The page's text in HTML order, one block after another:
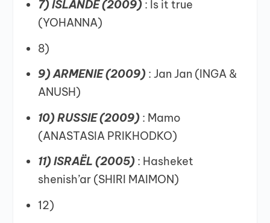
7) ISLANDE (2009): Is it true
(YOHANNA)
8)
9) ARMENIE (2009): Jan Jan (INGA &
ANUSH)
10) RUSSIE (2009) : Mamo
(ANASTASIA PRIKHODKO)
11) ISRAËL (2005): Hasheket
shenish’ar (SHIRI MAIMON)
12)